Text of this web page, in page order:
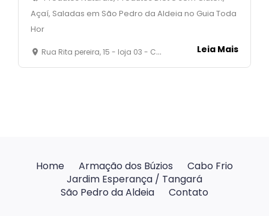
Açaí, Saladas em São Pedro da Aldeia no Guia Toda
Hor
Rua Rita pereira, 15 - loja 03 - Centro - São Pedro da Aldeia- RJ Leia Mais
Home Armação dos Búzios
Cabo Frio
Jardim Esperança / Tangará
São Pedro da Aldeia
Contato